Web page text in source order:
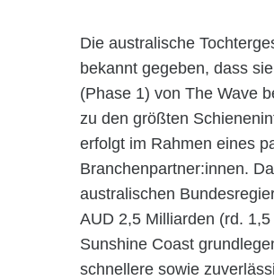
Die australische
bekannt gegeben, dass
(Phase 1) von The Wave
zu den größten
erfolgt im Rahmen eines
Branchenpartner:innen.
australischen
AUD 2,5 Milliarden (rd.
Sunshine Coast
schnellere sowie